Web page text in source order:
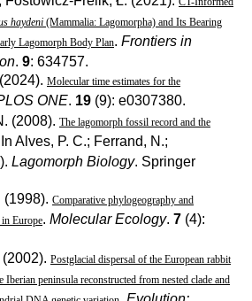
haydeni (Mammalia: Lagomorpha) and Its Bearing
Lagomorph Body Plan. Frontiers in
. 9: 634757.
(2024). Molecular time estimates for the
ONE. 19 (9): e0307380.
(2008). The lagomorph fossil record and the
Alves, P. C.; Ferrand, N.;
Lagomorph Biology. Springer
(1998). Comparative phylogeography and
Europe. Molecular Ecology. 7 (4):
(2002). Postglacial dispersal of the European rabbit
Iberian peninsula reconstructed from nested clade and